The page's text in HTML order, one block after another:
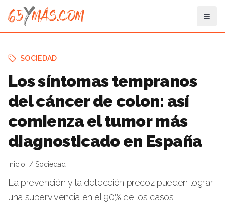
SOCIEDAD
Los síntomas tempranos
del cáncer de colon: así
comienza el tumor más
diagnosticado en España
Inicio Sociedad
La prevención y la detección precoz pueden lograr
una supervivencia en el 90% de los casos